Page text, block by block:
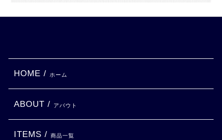
HOME / ホーム
ABOUT / アバウト
ITEMS / 商品一覧